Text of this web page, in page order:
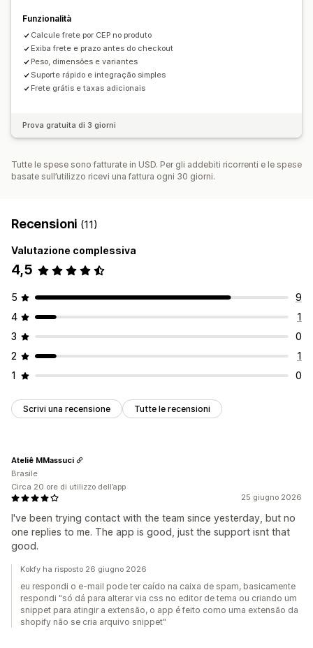
Tempo di consegna
Riordina tariffe
Regole personalizzate
Funzionalità
Calcule frete por CEP no produto
Exiba frete e prazo antes do checkout
Peso, dimensões e variantes
Suporte rápido e integração simples
Frete grátis e taxas adicionais
Prova gratuita di 3 giorni
Tutte le spese sono fatturate in USD. Per gli addebiti ricorrenti e le spese
basate sull’utilizzo ricevi una fattura ogni 30 giorni.
Recensioni (11)
Valutazione complessiva
4,5
5
9
4
1
3
0
2
1
1
0
Scrivi una recensione Tutte le recensioni
25 giugno 2026
I've been trying contact with the team since yesterday, but no
one replies to me. The app is good, just the support isnt that
good.
Ateliê MMassuci
Brasile
Circa 20 ore di utilizzo dell’app
Kokfy ha risposto 26 giugno 2026
eu respondi o e-mail pode ter caído na caixa de spam, basicamente
respondi "só dá para alterar via css no editor de tema ou criando um
snippet para atingir a extensão, o app é feito como uma extensão da
shopify não se cria arquivo snippet"